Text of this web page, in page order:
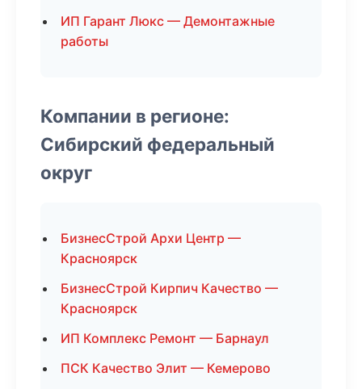
ИП Гарант Люкс — Демонтажные
работы
Компании в регионе:
Сибирский федеральный
округ
БизнесСтрой Архи Центр —
Красноярск
БизнесСтрой Кирпич Качество —
Красноярск
ИП Комплекс Ремонт — Барнаул
ПСК Качество Элит — Кемерово